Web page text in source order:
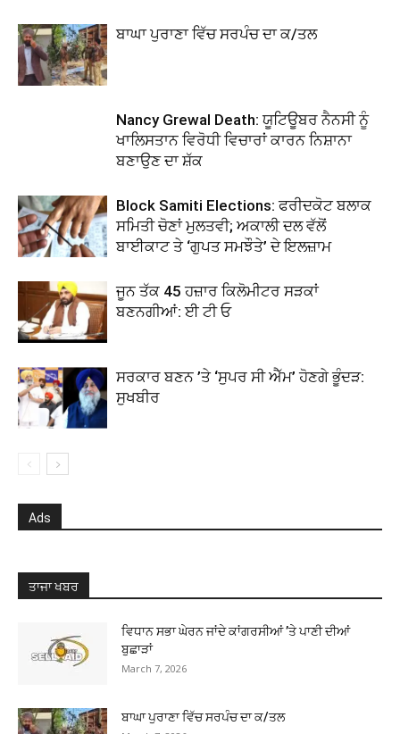
ਬਾਘਾ ਪੁਰਾਣਾ ਵਿੱਚ ਸਰਪੰਚ ਦਾ ਕ/ਤਲ
Nancy Grewal Death: ਯੂਟਿਊਬਰ ਨੈਨਸੀ ਨੂੰ
ਖਾਲਿਸਤਾਨ ਵਿਰੋਧੀ ਵਿਚਾਰਾਂ ਕਾਰਨ ਨਿਸ਼ਾਨਾ
ਬਣਾਉਣ ਦਾ ਸ਼ੱਕ
Block Samiti Elections: ਫਰੀਦਕੋਟ ਬਲਾਕ
ਸਮਿਤੀ ਚੋਣਾਂ ਮੁਲਤਵੀ; ਅਕਾਲੀ ਦਲ ਵੱਲੋਂ
ਬਾਈਕਾਟ ਤੇ ‘ਗੁਪਤ ਸਮਝੌਤੇ’ ਦੇ ਇਲਜ਼ਾਮ
ਜੂਨ ਤੱਕ 45 ਹਜ਼ਾਰ ਕਿਲੋਮੀਟਰ ਸੜਕਾਂ
ਬਣਨਗੀਆਂ: ਈ ਟੀ ਓ
ਸਰਕਾਰ ਬਣਨ ’ਤੇ ‘ਸੁਪਰ ਸੀ ਐੱਮ’ ਹੋਣਗੇ ਭੂੰਦੜ:
ਸੁਖਬੀਰ
Ads
ਤਾਜਾ ਖਬਰ
ਵਿਧਾਨ ਸਭਾ ਘੇਰਨ ਜਾਂਦੇ ਕਾਂਗਰਸੀਆਂ ’ਤੇ ਪਾਣੀ ਦੀਆਂ
ਬੁਛਾੜਾਂ
March 7, 2026
ਬਾਘਾ ਪੁਰਾਣਾ ਵਿੱਚ ਸਰਪੰਚ ਦਾ ਕ/ਤਲ